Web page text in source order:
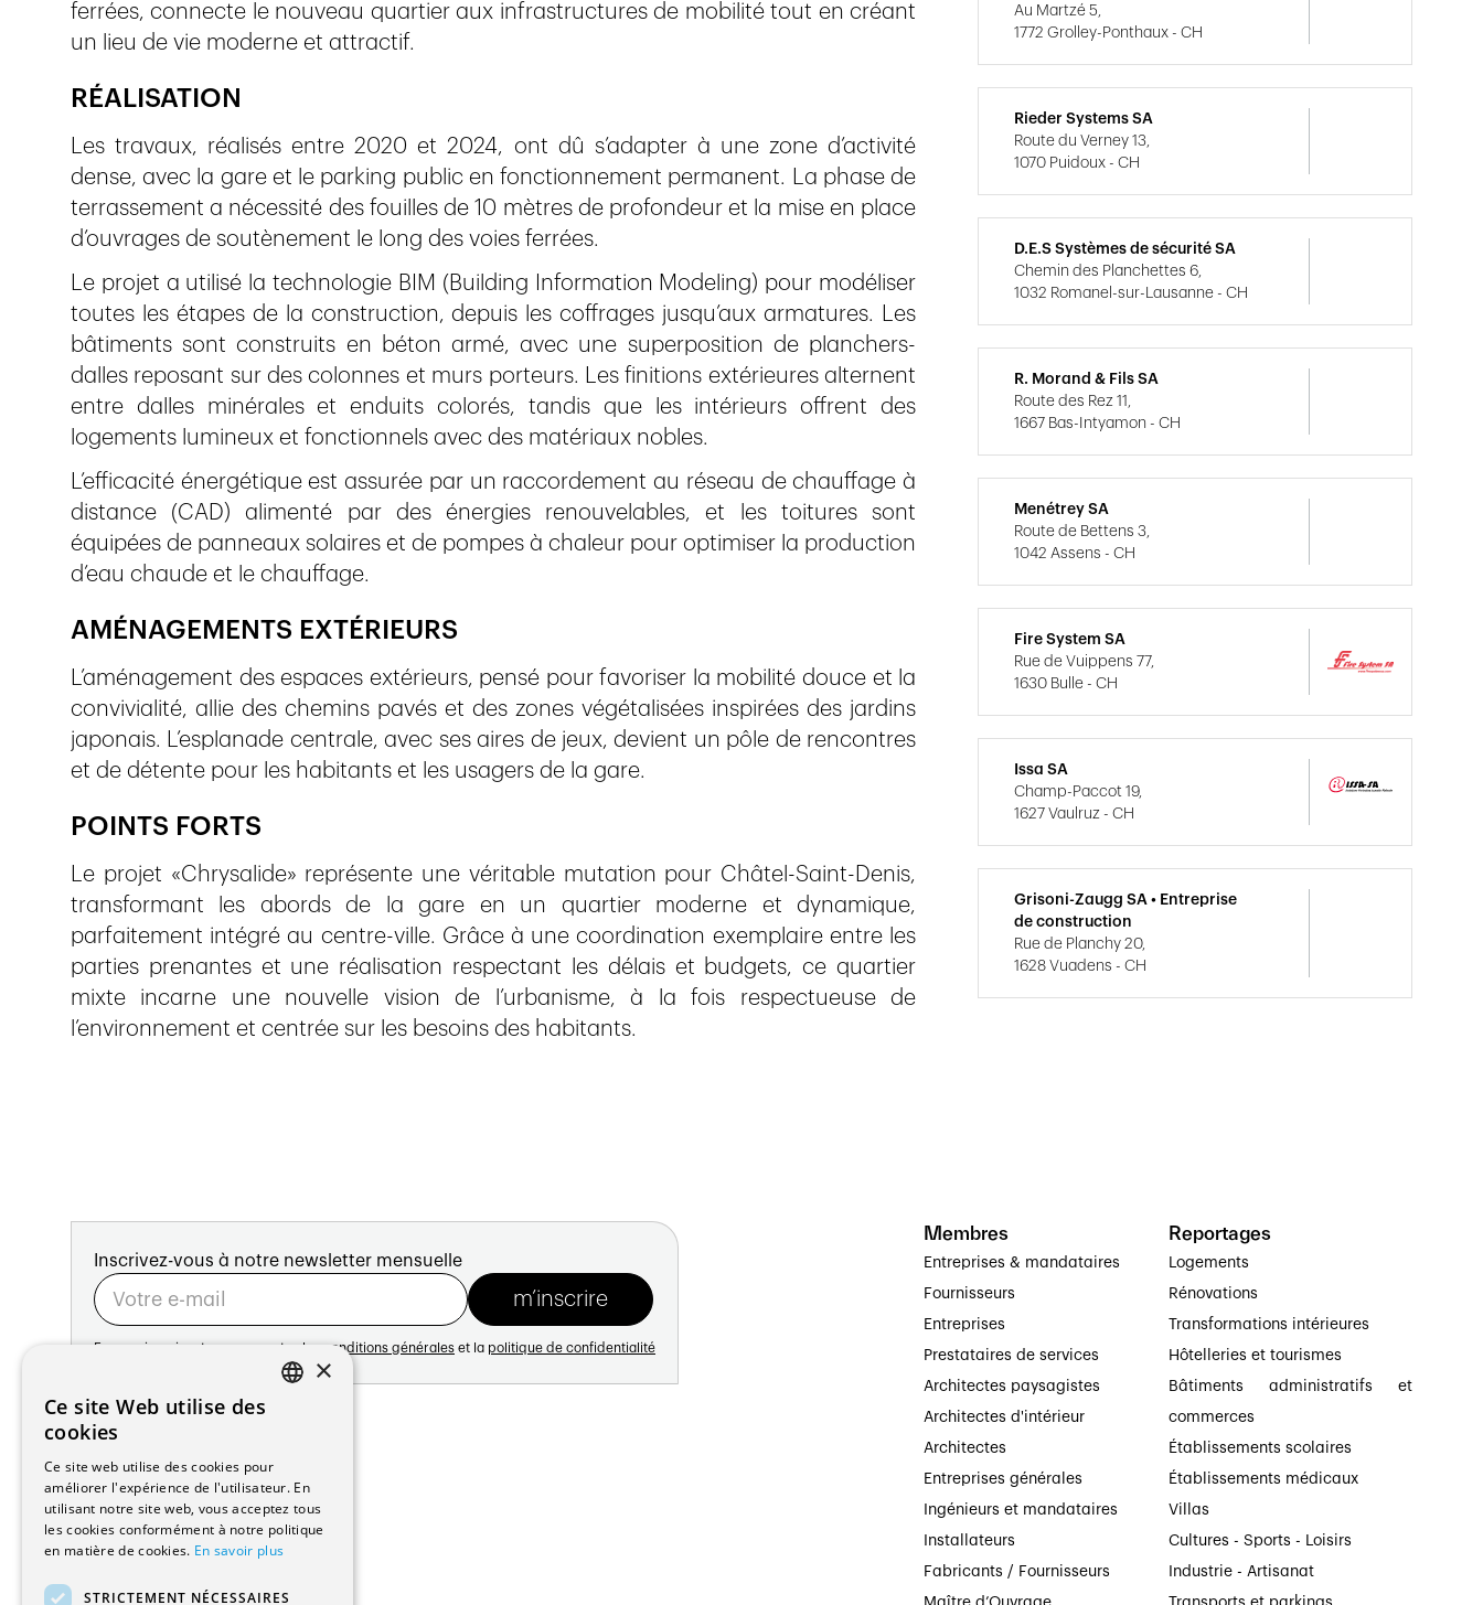
ferrées, connecte le nouveau quartier aux infrastructures de mobilité tout en créant
un lieu de vie moderne et attractif.
RÉALISATION
Les travaux, réalisés entre 2020 et 2024, ont dû s’adapter à une zone d’activité
dense, avec la gare et le parking public en fonctionnement permanent. La phase de
terrassement a nécessité des fouilles de 10 mètres de profondeur et la mise en place
d’ouvrages de soutènement le long des voies ferrées.
Le projet a utilisé la technologie BIM (Building Information Modeling) pour modéliser
toutes les étapes de la construction, depuis les coffrages jusqu’aux armatures. Les
bâtiments sont construits en béton armé, avec une superposition de planchers-
dalles reposant sur des colonnes et murs porteurs. Les finitions extérieures alternent
entre dalles minérales et enduits colorés, tandis que les intérieurs offrent des
logements lumineux et fonctionnels avec des matériaux nobles.
L’efficacité énergétique est assurée par un raccordement au réseau de chauffage à
distance (CAD) alimenté par des énergies renouvelables, et les toitures sont
équipées de panneaux solaires et de pompes à chaleur pour optimiser la production
d’eau chaude et le chauffage.
AMÉNAGEMENTS EXTÉRIEURS
L’aménagement des espaces extérieurs, pensé pour favoriser la mobilité douce et la
convivialité, allie des chemins pavés et des zones végétalisées inspirées des jardins
japonais. L’esplanade centrale, avec ses aires de jeux, devient un pôle de rencontres
et de détente pour les habitants et les usagers de la gare.
POINTS FORTS
Le projet «Chrysalide» représente une véritable mutation pour Châtel-Saint-Denis,
transformant les abords de la gare en un quartier moderne et dynamique,
parfaitement intégré au centre-ville. Grâce à une coordination exemplaire entre les
parties prenantes et une réalisation respectant les délais et budgets, ce quartier
mixte incarne une nouvelle vision de l’urbanisme, à la fois respectueuse de
l’environnement et centrée sur les besoins des habitants.
Au Martzé 5,
1772 Grolley-Ponthaux - CH
Rieder Systems SA
Route du Verney 13,
1070 Puidoux - CH
D.E.S Systèmes de sécurité SA
Chemin des Planchettes 6,
1032 Romanel-sur-Lausanne - CH
R. Morand & Fils SA
Route des Rez 11,
1667 Bas-Intyamon - CH
Menétrey SA
Route de Bettens 3,
1042 Assens - CH
Fire System SA
Rue de Vuippens 77,
1630 Bulle - CH
Issa SA
Champ-Paccot 19,
1627 Vaulruz - CH
Grisoni-Zaugg SA • Entreprise
de construction
Rue de Planchy 20,
1628 Vuadens - CH
Inscrivez-vous à notre newsletter mensuelle
En vous inscrivant vous acceptez les conditions générales et la politique de confidentialité
Adresse:
Avenue de Longemalle 21
1020 Renens
Suisse
Contact:
Édition: +41 21 635 16 82
Plateforme: +41 21 631 10 50
info@architectes.ch
Membres
Entreprises & mandataires
Fournisseurs
Entreprises
Prestataires de services
Architectes paysagistes
Architectes d'intérieur
Architectes
Entreprises générales
Ingénieurs et mandataires
Installateurs
Fabricants / Fournisseurs
Reportages
Logements
Rénovations
Transformations intérieures
Hôtelleries et tourismes
Bâtiments administratifs et
commerces
Établissements scolaires
Établissements médicaux
Villas
Cultures - Sports - Loisirs
Industrie - Artisanat
×
Ce site Web utilise des
cookies
Ce site web utilise des cookies pour
améliorer l'expérience de l'utilisateur. En
utilisant notre site web, vous acceptez tous
les cookies conformément à notre politique
en matière de cookies. En savoir plus
STRICTEMENT NÉCESSAIRES